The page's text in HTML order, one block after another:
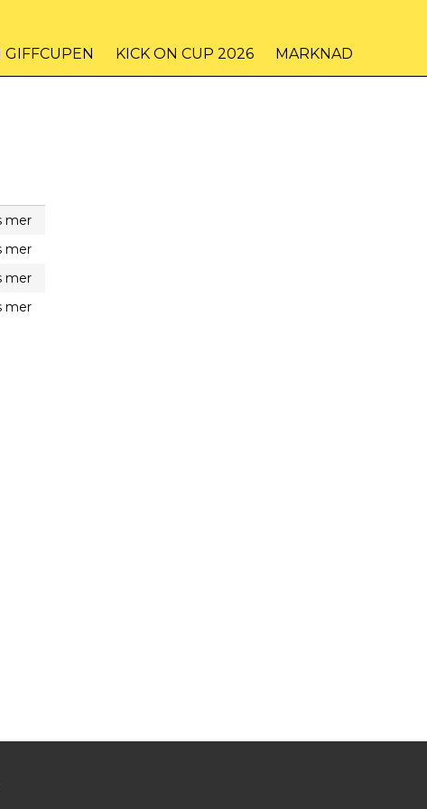
GIFFCUPEN KICK ON CUP 2026 MARKNAD
mer
mer
mer
mer